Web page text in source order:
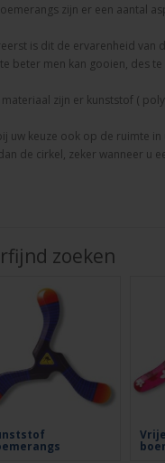
zijn er een aantal
is dit de ervarenheid van
beter men kan gooien, des
materiaal zijn er kunststof (
uw keuze ook op de ruimte
de cirkel, zeker wanneer u
zoeken